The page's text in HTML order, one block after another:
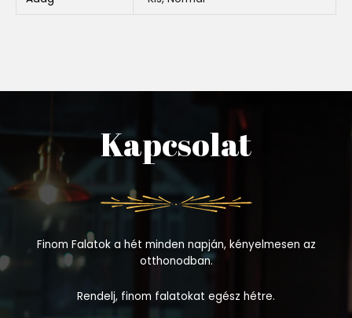
Kapcsolat
Finom Falatok a hét minden napján, kényelmesen az
otthonodban.
Rendelj, finom falatokat egész hétre.